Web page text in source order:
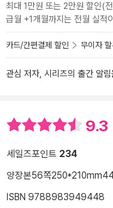
최대 1만원 또는 2만원 할인(
급월 +1개월까지는 전월 실적
카드/간편결제 할인 무이자
관심 저자, 시리즈의 출간 알
9.3
세일즈포인트 234
양장본56쪽250*210mm
ISBN 9788983949448